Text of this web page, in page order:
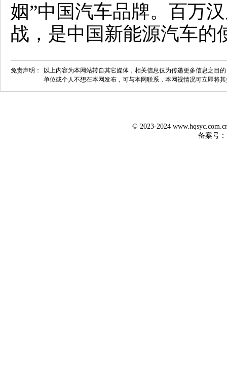
姻”中国汽车品牌。百万
战，是中国新能源汽车的
免责声明：
以上内容为本网站转自其它媒体，相关信息仅为传递更多信息之目
单位或个人不想在本网发布，可与本网联系，本网视情况可立即将
© 2023-2024
备案号：